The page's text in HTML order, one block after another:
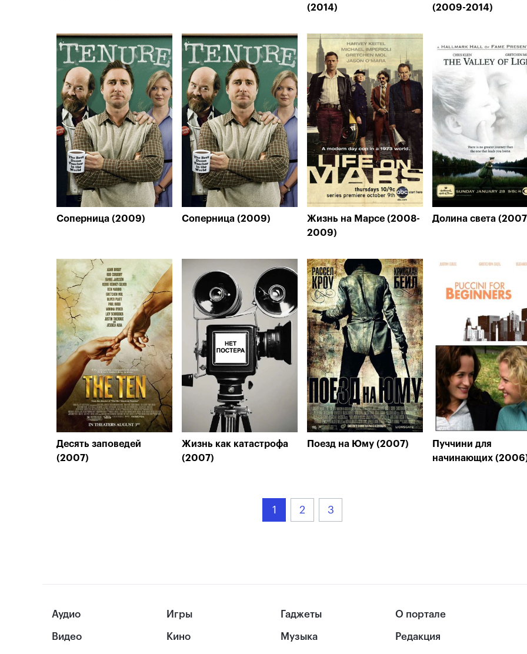
(2014)
(2009-2014)
Соперница (2009) Соперница (2009)
Жизнь на Марсе (2008-
2009)
Долина света
Десять заповедей
(2007)
Жизнь как катастрофа
(2007)
Поезд на Юму (2007)
Пуччини для
начинающих
1 2 3
Аудио
Видео
Игры
Кино
Гаджеты
Музыка
О портале
Редакция